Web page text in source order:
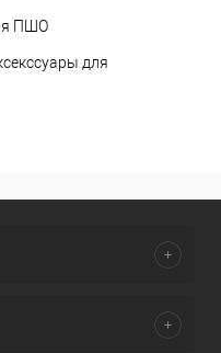
ПШО
для